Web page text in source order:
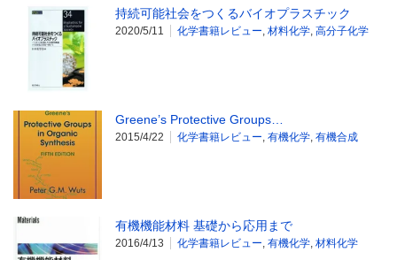
持続可能社会をつくるバイオプラスチック
2020/5/11 化学書籍レビュー, 材料化学, 高分子化学
Greene’s Protective Groups…
2015/4/22 化学書籍レビュー, 有機化学, 有機合成
有機機能材料 基礎から応用まで
2016/4/13 化学書籍レビュー, 有機化学, 材料化学